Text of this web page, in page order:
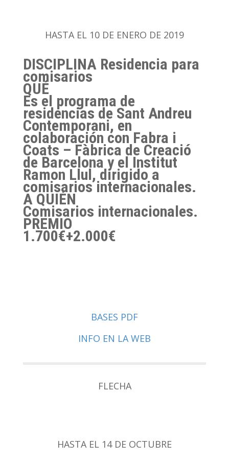
HASTA EL 10 DE ENERO DE 2019
DISCIPLINA Residencia para
comisarios
QUÉ
Es el programa de
residencias de Sant Andreu
Contemporani, en
colaboración con Fabra i
Coats – Fàbrica de Creació
de Barcelona y el Institut
Ramon Llul, dirigido a
comisarios internacionales.
A QUIÉN
Comisarios internacionales.
PREMIO
1.700€+2.000€
BASES PDF
INFO EN LA WEB
FLECHA
HASTA EL 14 DE OCTUBRE